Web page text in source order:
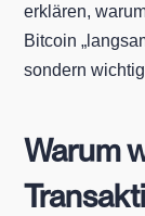
erklären,
Bitcoin
sondern
Warum